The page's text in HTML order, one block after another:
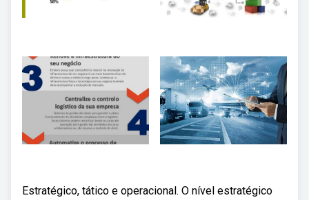
Estratégico, tático e operacional. O nível estratégico